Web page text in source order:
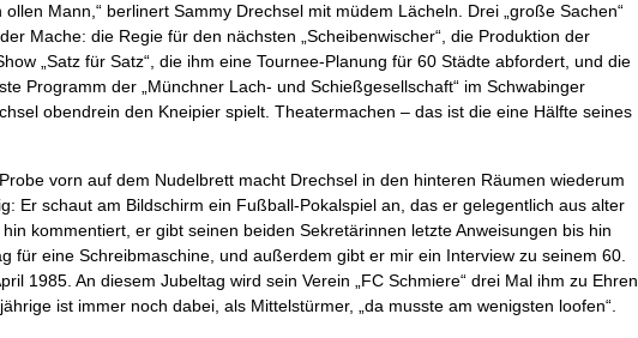
ollen Mann,“ berlinert Sammy Drechsel mit müdem Lächeln. Drei „große Sachen“
Mache: die Regie für den nächsten „Scheibenwischer“, die Produktion der
„Satz für Satz“, die ihm eine Tournee-Planung für 60 Städte abfordert, und die
Programm der „Münchner Lach- und Schießgesellschaft“ im Schwabinger
obendrein den Kneipier spielt. Theatermachen – das ist die eine Hälfte seines
vorn auf dem Nudelbrett macht Drechsel in den hinteren Räumen wiederum
Er schaut am Bildschirm ein Fußball-Pokalspiel an, das er gelegentlich aus alter
kommentiert, er gibt seinen beiden Sekretärinnen letzte Anweisungen bis hin
für eine Schreibmaschine, und außerdem gibt er mir ein Interview zu seinem 60.
1985. An diesem Jubeltag wird sein Verein „FC Schmiere“ drei Mal ihm zu Ehren
ist immer noch dabei, als Mittelstürmer, „da musste am wenigsten loofen“.